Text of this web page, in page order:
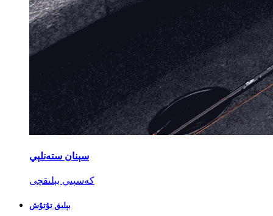
سېنان ستەنلېي
كەسپىي بېلىقچى
بېلىق تۇتۇش